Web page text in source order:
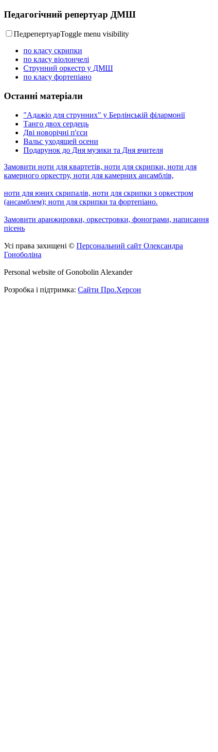
Педагогічний репертуар ДМШ
ПедрепертуарToggle menu visibility
по класу скрипки
по класу віолончелі
Струнний оркестр у ДМШ
по класу фортепіано
Останні матеріали
"Адажіо для струнних" у Берлінській філармонії
Танго двох сердець
Дві новорічні п'єси
Вальс уходящей осени
Подарунок до Дня музики та Дня вчителя
Замовити ноти для квартетів, ноти для скрипки, ноти для
камерного оркестру, ноти для камерних ансамблів,
ноти для юних скрипалів, ноти для скрипки з оркестром
(ансамблем); ноти для скрипки та фортепіано.
Замовити аранжировки, оркестровки, фонограми, написання
пісень
Усі права захищені © Персональний сайт Олександра
Гоноболіна
Personal website of Gonobolin Alexander
Розробка і підтримка: Сайти Про.Херсон